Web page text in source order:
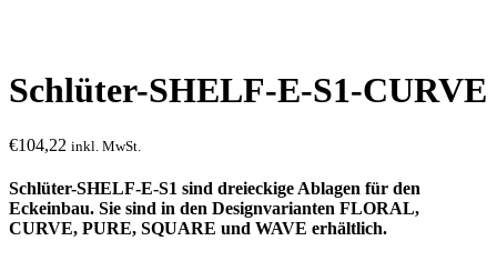
Schlüter-SHELF-E-S1-CURVE
€104,22 inkl. MwSt.
Schlüter-SHELF-E-S1 sind dreieckige Ablagen für den
Eckeinbau. Sie sind in den Designvarianten FLORAL,
CURVE, PURE, SQUARE und WAVE erhältlich.